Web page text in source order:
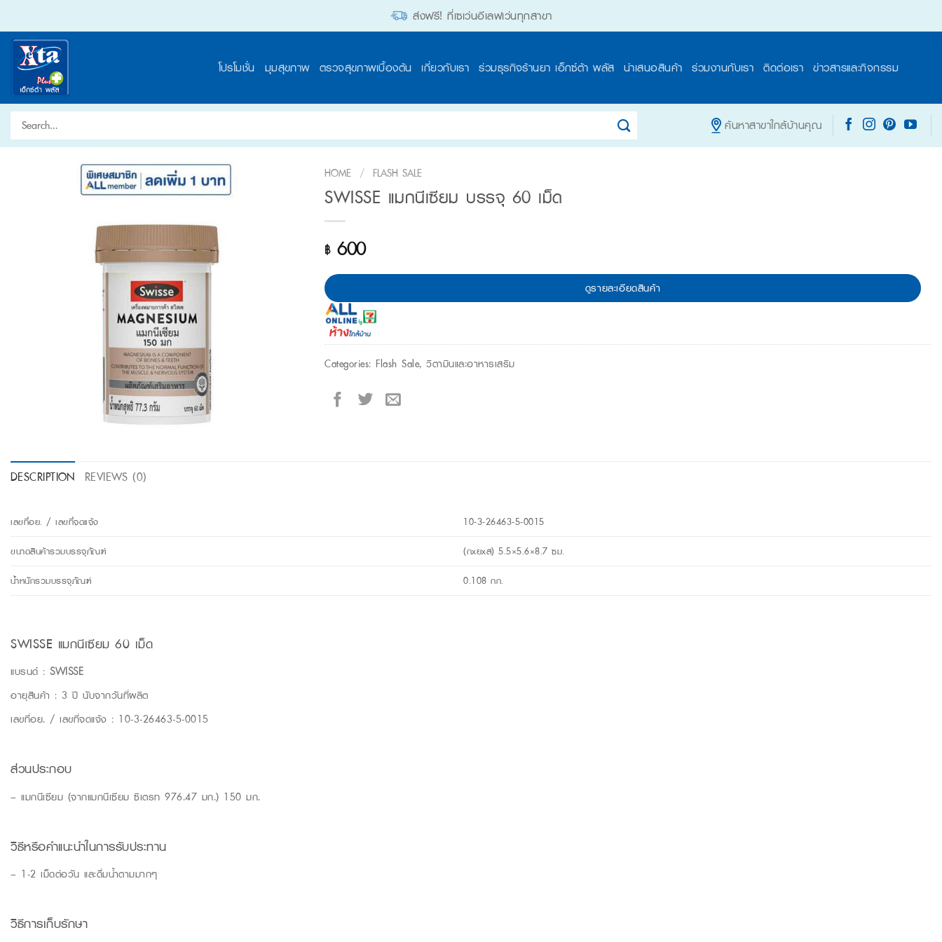
content
ส่งฟรี! ที่เซเว่นอีเลฟเว่นทุกสาขา
โปรโมชั่น มุมสุขภาพ ตรวจสุขภาพเบื้องต้น เกี่ยวกับเรา ร่วมธุรกิจร้านยา เอ็กซ์ต้า พลัส นำเสนอสินค้า ร่วมงานกับเรา ติดต่อเรา ข่าวสารและกิจกรรม
Search
for:
ค้นหาสาขาใกล้บ้านคุณ
HOME / FLASH SALE
SWISSE แมกนีเซียม บรรจุ 60 เม็ด
฿600
ดูรายละเอียดสินค้า
Categories: Flash Sale, วิตามินและอาหารเสริม
DESCRIPTION REVIEWS (0)
เลขที่อย. / เลขที่จดแจ้ง
10-3-26463-5-0015
ขนาดสินค้ารวมบรรจุภัณฑ์
(กxยxส) 5.5×5.6×8.7 ซม.
น้ำหนักรวมบรรจุภัณฑ์
0.108 กก.
SWISSE แมกนีเซียม 60 เม็ด
แบรนด์ : SWISSE
อายุสินค้า : 3 ปี นับจากวันที่ผลิต
เลขที่อย. / เลขที่จดแจ้ง : 10-3-26463-5-0015
ส่วนประกอบ
– แมกนีเซียม (จากแมกนีเซียม ซิเตรท 976.47 มก.) 150 มก.
วิธีหรือคำแนะนำในการรับประทาน
– 1-2 เม็ดต่อวัน และดื่มน้ำตามมากๆ
วิธีการเก็บรักษา